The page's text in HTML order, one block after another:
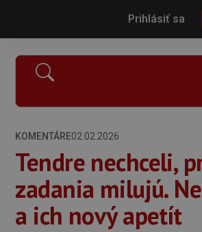
Prihlásiť sa
KOMENTÁRE02.02.2026
Tendre nechceli,
zadania milujú.
a ich nový apetít